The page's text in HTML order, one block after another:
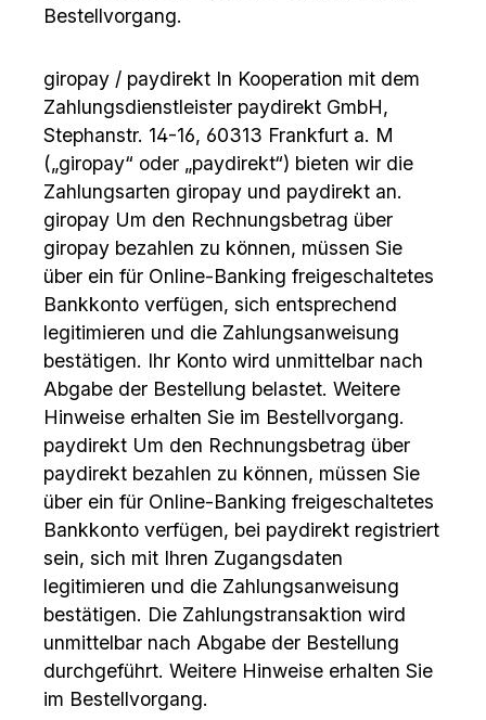
Bestellvorgang.
giropay / paydirekt In Kooperation mit dem
Zahlungsdienstleister paydirekt GmbH,
Stephanstr. 14-16, 60313 Frankfurt a. M
(„giropay“ oder „paydirekt“) bieten wir die
Zahlungsarten giropay und paydirekt an.
giropay Um den Rechnungsbetrag über
giropay bezahlen zu können, müssen Sie
über ein für Online-Banking freigeschaltetes
Bankkonto verfügen, sich entsprechend
legitimieren und die Zahlungsanweisung
bestätigen. Ihr Konto wird unmittelbar nach
Abgabe der Bestellung belastet. Weitere
Hinweise erhalten Sie im Bestellvorgang.
paydirekt Um den Rechnungsbetrag über
paydirekt bezahlen zu können, müssen Sie
über ein für Online-Banking freigeschaltetes
Bankkonto verfügen, bei paydirekt registriert
sein, sich mit Ihren Zugangsdaten
legitimieren und die Zahlungsanweisung
bestätigen. Die Zahlungstransaktion wird
unmittelbar nach Abgabe der Bestellung
durchgeführt. Weitere Hinweise erhalten Sie
im Bestellvorgang.